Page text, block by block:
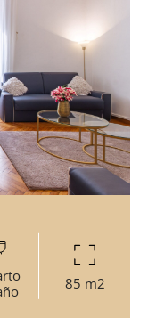
85 m2